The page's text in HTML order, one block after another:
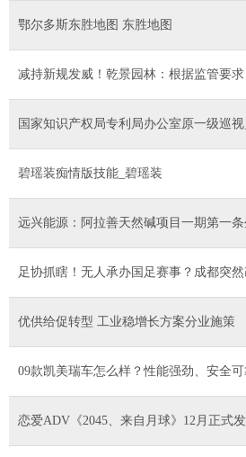
鄂尔多斯东胜地图 东胜地图
减持新规发威！乾景园林：根据监管要
国家知识产权局专利局办公室原一级巡
碧瑶装痴情版技能_碧瑶装
远兴能源：阿拉善天然碱项目一期第一
足协抓瞎！无人承办国足赛事？成都突
优供给促转型 工业稳增长方案分业施策
09款凯美瑞车怎么样？性能强劲、安全
恋爱ADV《2045、来自月球》12月正式